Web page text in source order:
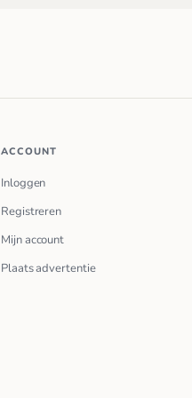
ACCOUNT
Inloggen
Registreren
Mijn account
Plaats advertentie